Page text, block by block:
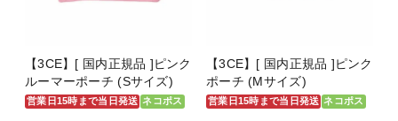
【3CE】[ 国内正規品 ]ピンク
ルーマーポーチ (Sサイズ)
営業日15時まで当日発送 ネコポス
【3CE】[ 国内正規品 ]ピンク
ポーチ (Mサイズ)
営業日15時まで当日発送 ネコポス